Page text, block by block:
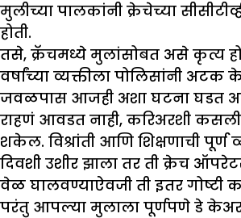
मुलीच्या पालकांनी क्रेचेच्या
होती.
तसे, क्रॅचमध्ये मुलांसोबत असे कृत्य
वर्षांच्या व्यक्तीला पोलिसांनी
जवळपास आजही अशा घटना घडत
राहणं आवडत नाही, करिअरशी
शकेल. विश्रांती आणि शिक्षणाची
दिवशी उशीर झाला तर ती क्रेच
वेळ घालवण्याऐवजी ती इतर गोष्टी
परंतु आपल्या मुलाला पूर्णपणे डे